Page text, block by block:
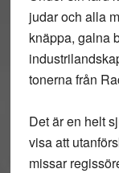
judar och alla
knäppa, galna
tonerna från
Det är en helt
visa att
missar